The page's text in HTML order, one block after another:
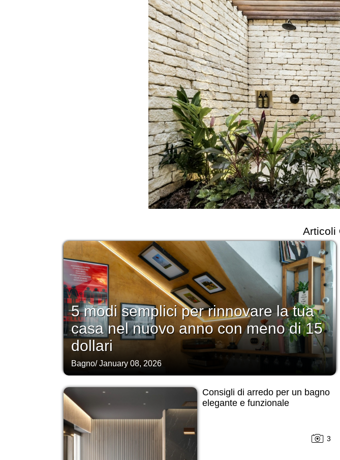
Articoli
5 modi semplici per rinnovare la tua
casa nel nuovo anno con meno di 15
dollari
Bagno/January 08, 2026
Consigli di arredo per un bagno
elegante e funzionale
3